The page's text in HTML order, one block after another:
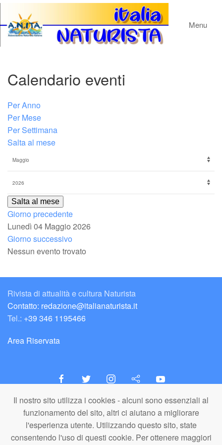
Il nostro sito utilizza i cookies - alcuni sono essenziali al
funzionamento del sito, altri ci aiutano a migliorare
l'esperienza utente. Utilizzando questo sito, state
consentendo l'uso di questi cookie. Per ottenere maggiori
Menu
Calendario eventi
Per Anno
Per Mese
Per Settimana
Salta al mese
Salta al mese
Giorno precedente
Lunedì 04 Maggio 2026
Giorno successivo
Nessun evento trovato
Rivista di attualità e cultura Naturista
Contatto: redazione@italianaturista.it
Tel.: +39 346 1195466
Area Riservata
italiaNATURISTA
Editore e Redazione
A.N.ITA. Associazione Naturista Italiana (APS)
C.F. 80203710159